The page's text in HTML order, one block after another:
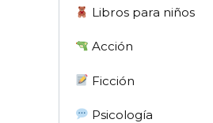
Libros para niños
Acción
Ficción
Psicología